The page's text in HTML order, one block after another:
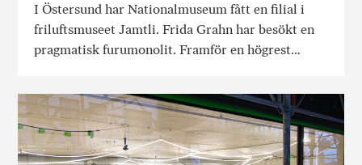
I Östersund har Nationalmuseum fått en filial i
friluftsmuseet Jamtli. Frida Grahn har besökt en
pragmatisk furumonolit. Framför en högrest…